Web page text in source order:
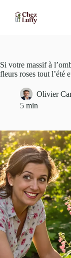
contenu
Si votre massif à
fleurs roses tout l’été
Olivier
5 min